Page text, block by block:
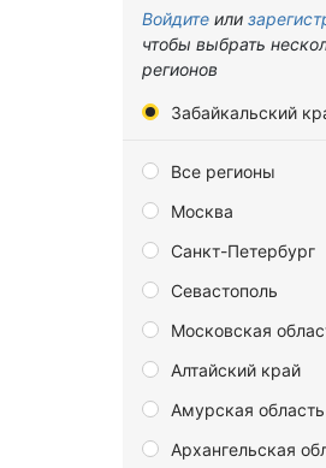
Войдите или
чтобы выбрать
регионов
Забайкальский
Все регионы
Москва
Санкт-Петербург
Севастополь
Московская
Алтайский край
Амурская область
Архангельская